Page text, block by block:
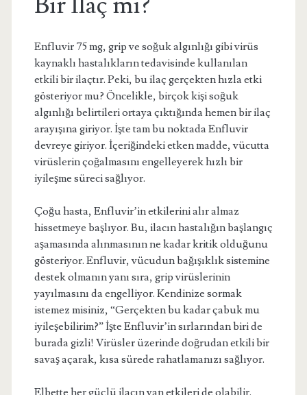
Enfluvir 75 mg, grip ve soğuk algınlığı gibi virüs
kaynaklı hastalıkların tedavisinde kullanılan
etkili bir ilaçtır. Peki, bu ilaç gerçekten hızla etki
gösteriyor mu? Öncelikle, birçok kişi soğuk
algınlığı belirtileri ortaya çıktığında hemen bir ilaç
arayışına giriyor. İşte tam bu noktada Enfluvir
devreye giriyor. İçeriğindeki etken madde, vücutta
virüslerin çoğalmasını engelleyerek hızlı bir
iyileşme süreci sağlıyor.
Çoğu hasta, Enfluvir’in etkilerini alır almaz
hissetmeye başlıyor. Bu, ilacın hastalığın başlangıç
aşamasında alınmasının ne kadar kritik olduğunu
gösteriyor. Enfluvir, vücudun bağışıklık sistemine
destek olmanın yanı sıra, grip virüslerinin
yayılmasını da engelliyor. Kendinize sormak
istemez misiniz, “Gerçekten bu kadar çabuk mu
iyileşebilirim?” İşte Enfluvir’in sırlarından biri de
burada gizli! Virüsler üzerinde doğrudan etkili bir
savaş açarak, kısa sürede rahatlamanızı sağlıyor.
Elbette her güçlü ilacın yan etkileri de olabilir.